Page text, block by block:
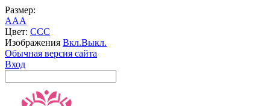
Размер:
AAA
Цвет: CCC
Изображения Вкл.Выкл.
Обычная версия сайта
Вход